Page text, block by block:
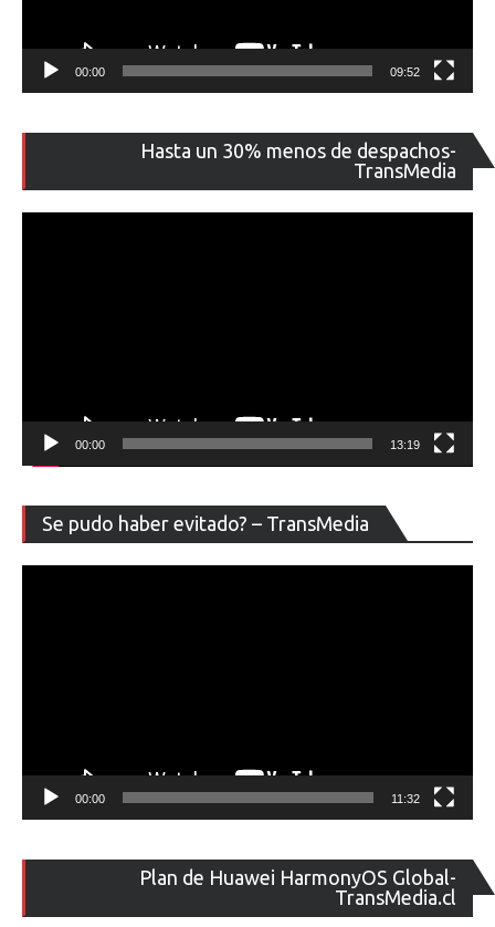
00:00 09:52
Hasta un 30% menos de despachos-
TransMedia
de
00:00 13:19
Se pudo haber evitado? – TransMedia
de
00:00 11:32
Plan de Huawei HarmonyOS Global-
TransMedia.cl
de